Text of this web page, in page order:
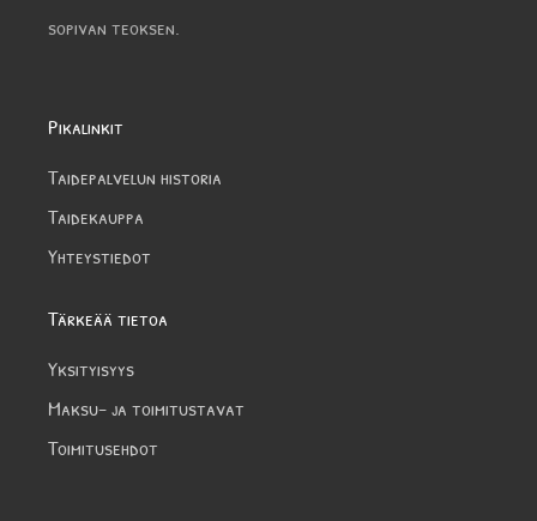
sopivan teoksen.
Pikalinkit
Taidepalvelun historia
Taidekauppa
Yhteystiedot
Tärkeää tietoa
Yksityisyys
Maksu- ja toimitustavat
Toimitusehdot